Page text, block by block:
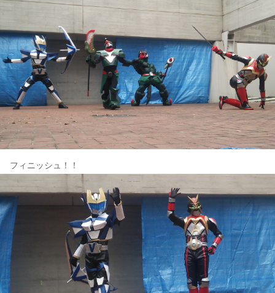
フィニッシュ！！